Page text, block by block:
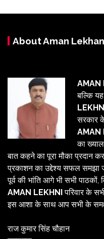
About Aman
AMAN
बल्कि
सरकार
AMAN
का
बात कहने का पूरा मौका प्रदान
प्रकाशन का उद्देश्य सफल समझा
पूर्व की भांति आगे भी सभी
AMAN LEKHNIपरिवार के
इस आशा के साथ आप सभी के
राज कुमार सिंह चौहान